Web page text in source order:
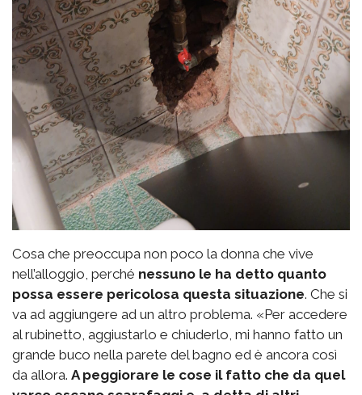
Cosa che preoccupa non poco la donna che vive
nell’alloggio, perché nessuno le ha detto quanto
possa essere pericolosa questa situazione. Che si
va ad aggiungere ad un altro problema. «Per accedere
al rubinetto, aggiustarlo e chiuderlo, mi hanno fatto un
grande buco nella parete del bagno ed è ancora così
da allora. A peggiorare le cose il fatto che da quel